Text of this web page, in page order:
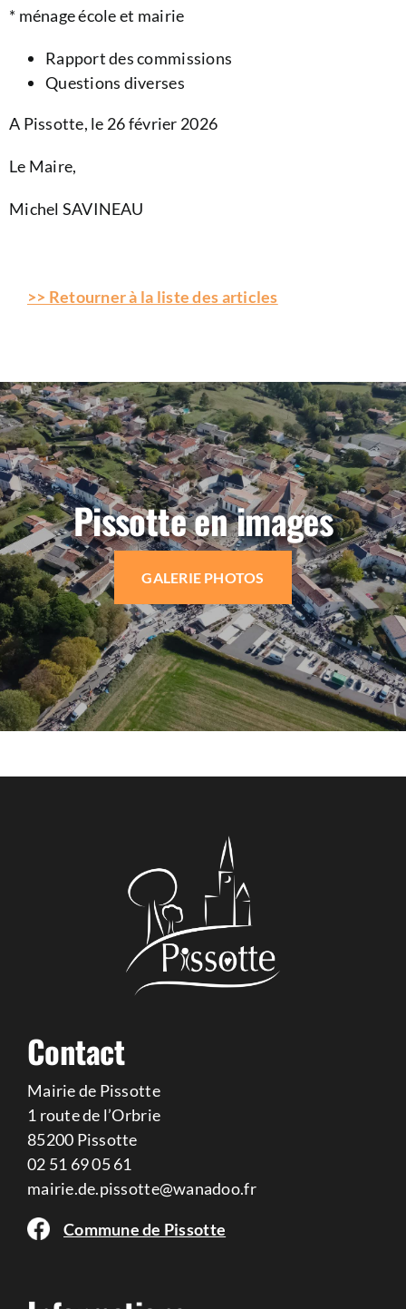
* ménage école et mairie
Rapport des commissions
Questions diverses
A Pissotte, le 26 février 2026
Le Maire,
Michel SAVINEAU
>> Retourner à la liste des articles
Pissotte en images
GALERIE PHOTOS
Contact
Mairie de Pissotte
1 route de l’Orbrie
85200 Pissotte
02 51 69 05 61
mairie.de.pissotte@wanadoo.fr
Commune de Pissotte